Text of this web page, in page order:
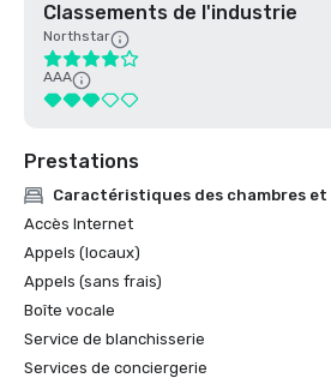
Classements de l'industrie
Northstar
AAA
Prestations
Caractéristiques des chambres
Accès Internet
Appels (locaux)
Appels (sans frais)
Boîte vocale
Service de blanchisserie
Services de conciergerie